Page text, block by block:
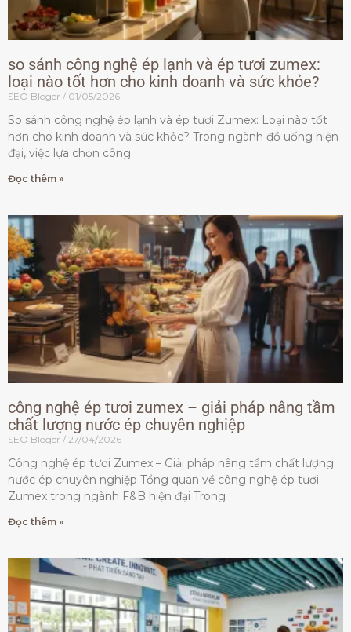
so sánh công nghệ ép lạnh và ép tươi zumex:
loại nào tốt hơn cho kinh doanh và sức khỏe?
SEO Bloger 01/05/2026
So sánh công nghệ ép lạnh và ép tươi Zumex: Loại nào tốt
hơn cho kinh doanh và sức khỏe? Trong ngành đồ uống hiện
đại, việc lựa chọn công
Đọc thêm »
công nghệ ép tươi zumex – giải pháp nâng tầm
chất lượng nước ép chuyên nghiệp
SEO Bloger 27/04/2026
Công nghệ ép tươi Zumex – Giải pháp nâng tầm chất lượng
nước ép chuyên nghiệp Tổng quan về công nghệ ép tươi
Zumex trong ngành F&B hiện đại Trong
Đọc thêm »